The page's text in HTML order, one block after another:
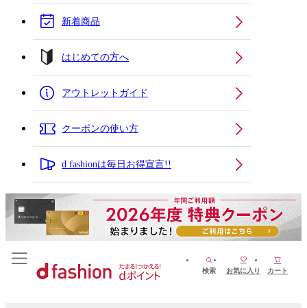
新着商品
はじめての方へ
アウトレットガイド
クーポンの使い方
d fashionは毎日お得宣言!!
検索 お気に入り カート